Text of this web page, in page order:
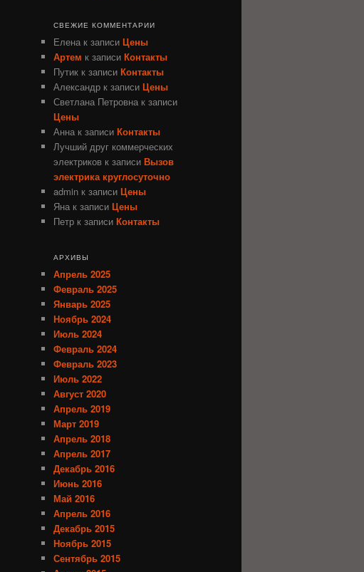
СВЕЖИЕ КОММЕНТАРИИ
Елена к записи Цены
Артем к записи Контакты
Путик к записи Контакты
Александр к записи Цены
Светлана Петровна к записи
Цены
Анна к записи Контакты
Лучший друг коммерческих
электриков к записи Вызов
электрика круглосуточно
admin к записи Цены
Яна к записи Цены
Петр к записи Контакты
АРХИВЫ
Апрель 2025
Февраль 2025
Январь 2025
Ноябрь 2024
Июль 2024
Февраль 2024
Февраль 2023
Июль 2022
Август 2020
Апрель 2019
Март 2019
Апрель 2018
Апрель 2017
Декабрь 2016
Июнь 2016
Май 2016
Апрель 2016
Декабрь 2015
Ноябрь 2015
Сентябрь 2015